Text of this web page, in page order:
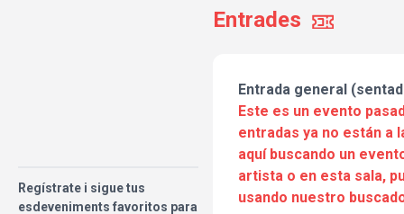
Regístrate i sigue tus
esdeveniments favoritos para
Entrades
Entrada general
Este es un evento
entradas ya no están a
aquí buscando un
artista o en esta sala,
usando nuestro